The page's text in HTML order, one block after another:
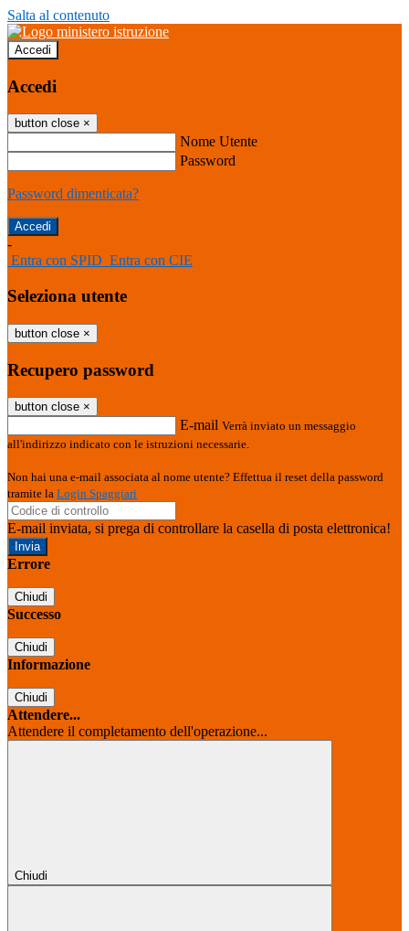
Salta al contenuto
Accedi
Accedi
button close ×
Nome Utente
Password
Password dimenticata?
-
Entra con SPID Entra con CIE
Seleziona utente
button close ×
Recupero password
button close ×
E-mail Verrà inviato un messaggio
all'indirizzo indicato con le istruzioni necessarie.
Non hai una e-mail associata al nome utente? Effettua il reset della password
tramite la Login Spaggiari
E-mail inviata, si prega di controllare la casella di posta elettronica!
Errore
Chiudi
Successo
Chiudi
Informazione
Chiudi
Attendere...
Attendere il completamento dell'operazione...
Chiudi